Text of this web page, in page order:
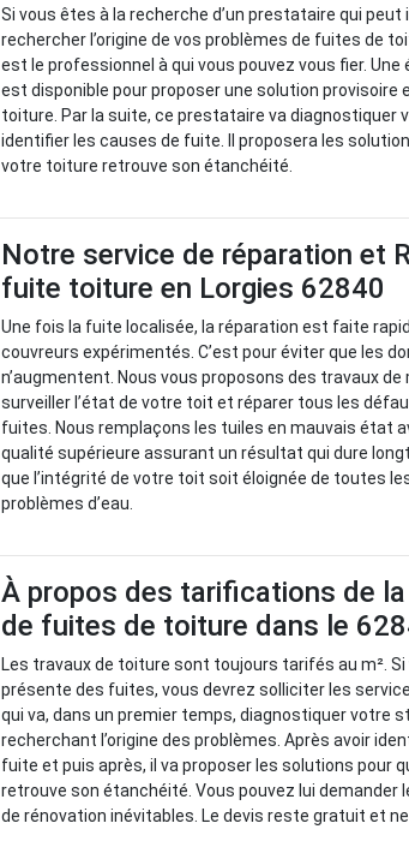
Si vous êtes à la recherche d’un prestataire qui peut
rechercher l’origine de vos problèmes de fuites de
est le professionnel à qui vous pouvez vous fier. Une
est disponible pour proposer une solution provisoire
toiture. Par la suite, ce prestataire va diagnostiquer
identifier les causes de fuite. Il proposera les
votre toiture retrouve son étanchéité.
Notre service de réparation et
fuite toiture en Lorgies 62840
Une fois la fuite localisée, la réparation est faite
couvreurs expérimentés. C’est pour éviter que les
n’augmentent. Nous vous proposons des travaux
surveiller l’état de votre toit et réparer tous les
fuites. Nous remplaçons les tuiles en mauvais état
qualité supérieure assurant un résultat qui dure
que l’intégrité de votre toit soit éloignée de toutes
problèmes d’eau.
À propos des tarifications de
de fuites de toiture dans le
Les travaux de toiture sont toujours tarifés au m².
présente des fuites, vous devrez solliciter les
qui va, dans un premier temps, diagnostiquer votre
recherchant l’origine des problèmes. Après avoir
fuite et puis après, il va proposer les solutions pour
retrouve son étanchéité. Vous pouvez lui demander
de rénovation inévitables. Le devis reste gratuit et ne